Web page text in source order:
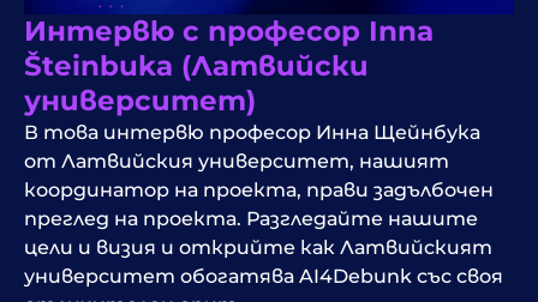
Интервю с професор Inna
Šteinbuka (Латвийски
университет)
В това интервю професор Инна Щейнбука
от Латвийския университет, нашият
координатор на проекта, прави задълбочен
преглед на проекта. Разгледайте нашите
цели и визия и открийте как Латвийският
университет обогатява AI4Debunk със своя